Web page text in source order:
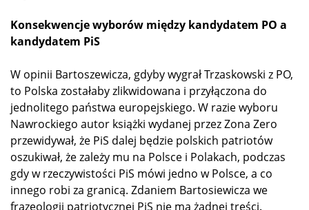
Konsekwencje wyborów między kandydatem PO a
kandydatem PiS
W opinii Bartoszewicza, gdyby wygrał Trzaskowski z PO,
to Polska zostałaby zlikwidowana i przyłączona do
jednolitego państwa europejskiego. W razie wyboru
Nawrockiego autor książki wydanej przez Zona Zero
przewidywał, że PiS dalej będzie polskich patriotów
oszukiwał, że zależy mu na Polsce i Polakach, podczas
gdy w rzeczywistości PiS mówi jedno w Polsce, a co
innego robi za granicą. Zdaniem Bartosiewicza we
frazeologii patriotycznej PiS nie ma żadnej treści.